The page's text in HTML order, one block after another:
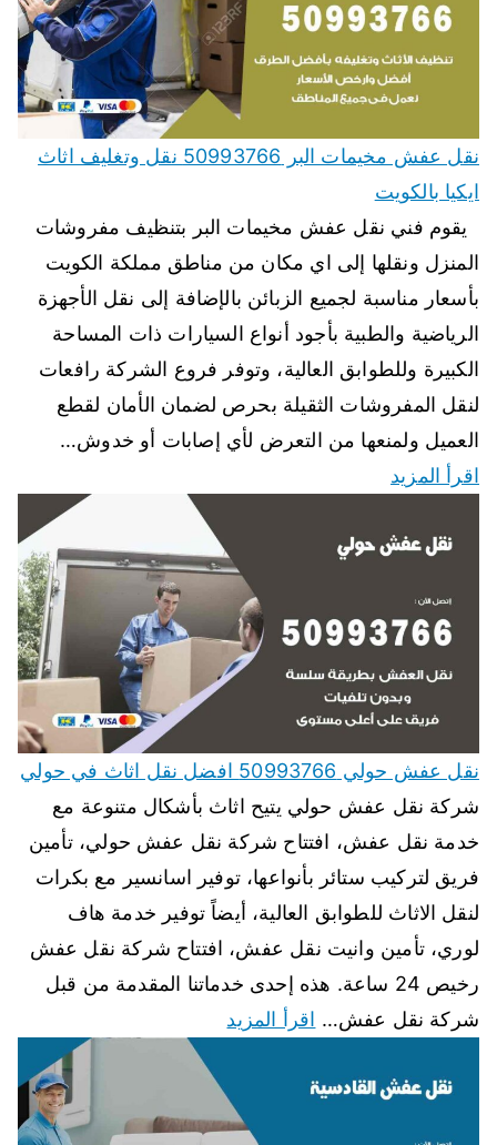
نقل عفش مخيمات البر 50993766 نقل وتغليف اثاث
ايكيا بالكويت
يقوم فني نقل عفش مخيمات البر بتنظيف مفروشات
المنزل ونقلها إلى اي مكان من مناطق مملكة الكويت
بأسعار مناسبة لجميع الزبائن بالإضافة إلى نقل الأجهزة
الرياضية والطبية بأجود أنواع السيارات ذات المساحة
الكبيرة وللطوابق العالية، وتوفر فروع الشركة رافعات
لنقل المفروشات الثقيلة بحرص لضمان الأمان لقطع
العميل ولمنعها من التعرض لأي إصابات أو خدوش…
اقرأ المزيد
نقل عفش حولي 50993766 افضل نقل اثاث في حولي
شركة نقل عفش حولي يتيح اثاث بأشكال متنوعة مع
خدمة نقل عفش، افتتاح شركة نقل عفش حولي، تأمين
فريق لتركيب ستائر بأنواعها، توفير اسانسير مع بكرات
لنقل الاثاث للطوابق العالية، أيضاً توفير خدمة هاف
لوري، تأمين وانيت نقل عفش، افتتاح شركة نقل عفش
رخيص 24 ساعة. هذه إحدى خدماتنا المقدمة من قبل
شركة نقل عفش… اقرأ المزيد